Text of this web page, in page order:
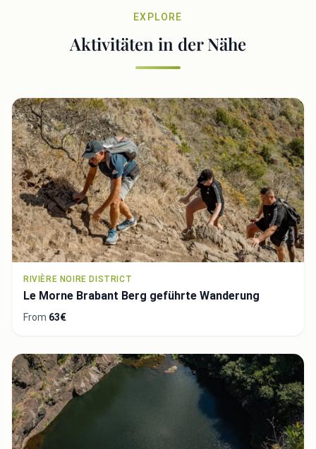
EXPLORE
Aktivitäten in der Nähe
RIVIÈRE NOIRE DISTRICT
Le Morne Brabant Berg geführte Wanderung
From 63€